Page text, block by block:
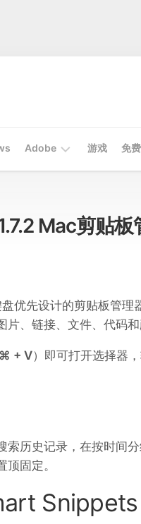
Adobe 游戏 免
Mac剪贴
优先设计的剪贴板管理
、链接、文件、代码和
+ V）即可打开选择器
索历史记录，在按时间
固定。
Snippets